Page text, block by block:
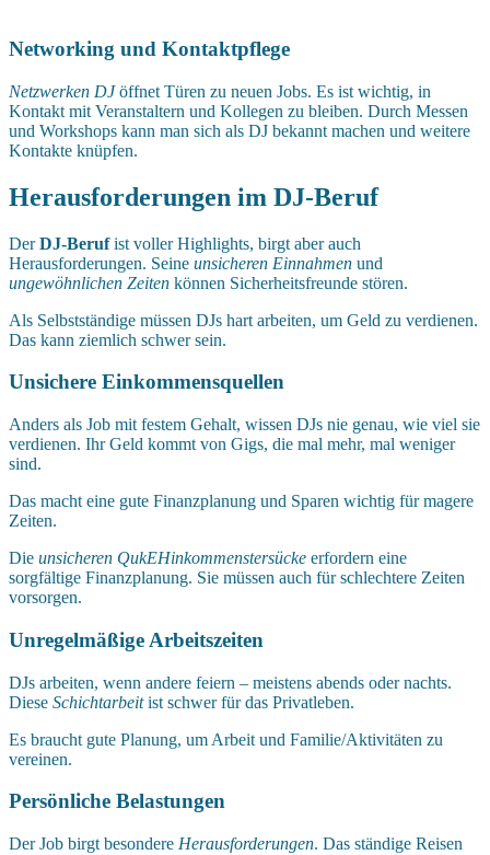
Networking und Kontaktpflege
Netzwerken DJöffnet Türen zu neuen Jobs. Es ist wichtig, in
Kontakt mit Veranstaltern und Kollegen zu bleiben. Durch Messen
und Workshops kann man sich als DJ bekannt machen und weitere
Kontakte knüpfen.
Herausforderungen im DJ-Beruf
DerDJ-Berufist voller Highlights, birgt aber auch
Herausforderungen. Seine unsicheren Einnahmen und
ungewöhnlichen Zeiten können Sicherheitsfreunde stören.
Als Selbstständige müssen DJs hart arbeiten, um Geld zu verdienen.
Das kann ziemlich schwer sein.
Unsichere Einkommensquellen
Anders als Job mit festem Gehalt, wissen DJs nie genau, wie viel sie
verdienen. Ihr Geld kommt von Gigs, die mal mehr, mal weniger
sind.
Das macht eine gute Finanzplanung und Sparen wichtig für magere
Zeiten.
Die unsicheren QukEHinkommenstersücke erfordern eine
sorgfältige Finanzplanung. Sie müssen auch für schlechtere Zeiten
vorsorgen.
Unregelmäßige Arbeitszeiten
DJs arbeiten, wenn andere feiern – meistens abends oder nachts.
Diese Schichtarbeitist schwer für das Privatleben.
Es braucht gute Planung, um Arbeit und Familie/Aktivitäten zu
vereinen.
Persönliche Belastungen
Der Job birgt besondere Herausforderungen. Das ständige Reisen